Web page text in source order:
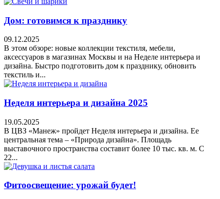
Дом: готовимся к празднику
09.12.2025
В этом обзоре: новые коллекции текстиля, мебели,
аксессуаров в магазинах Москвы и на Неделе интерьера и
дизайна. Быстро подготовить дом к празднику, обновить
текстиль и...
Неделя интерьера и дизайна 2025
19.05.2025
В ЦВЗ «Манеж» пройдет Неделя интерьера и дизайна. Ее
центральная тема – «Природа дизайна». Площадь
выставочного пространства составит более 10 тыс. кв. м. С
22...
Фитоосвещение: урожай будет!